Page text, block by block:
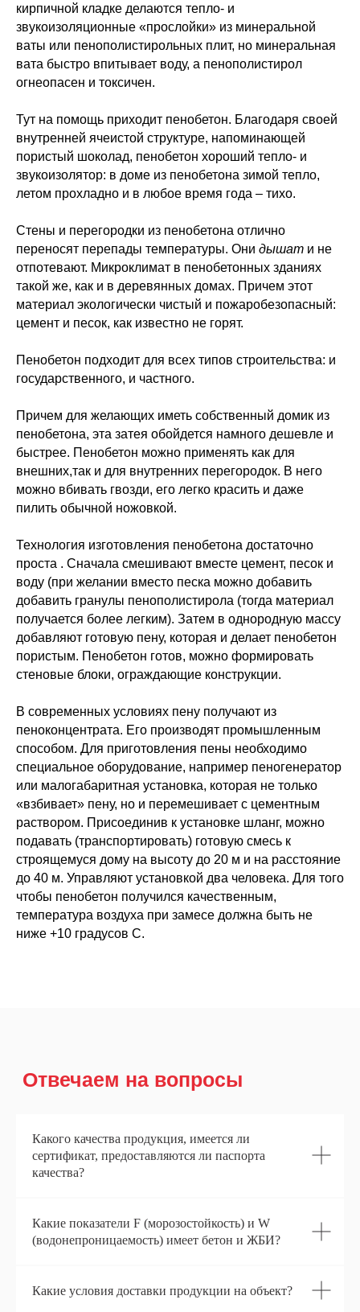
кирпичной кладке делаются тепло- и
звукоизоляционные «прослойки» из минеральной
ваты или пенополистирольных плит, но минеральная
вата быстро впитывает воду, а пенополистирол
огнеопасен и токсичен.
Тут на помощь приходит пенобетон. Благодаря своей
внутренней ячеистой структуре, напоминающей
пористый шоколад, пенобетон хороший тепло- и
звукоизолятор: в доме из пенобетона зимой тепло,
летом прохладно и в любое время года – тихо.
Стены и перегородки из пенобетона отлично
переносят перепады температуры. Они дышат и не
отпотевают. Микроклимат в пенобетонных зданиях
такой же, как и в деревянных домах. Причем этот
материал экологически чистый и пожаробезопасный:
цемент и песок, как известно не горят.
Пенобетон подходит для всех типов строительства: и
государственного, и частного.
Причем для желающих иметь собственный домик из
пенобетона, эта затея обойдется намного дешевле и
быстрее. Пенобетон можно применять как для
внешних,так и для внутренних перегородок. В него
можно вбивать гвозди, его легко красить и даже
пилить обычной ножовкой.
Технология изготовления пенобетона достаточно
проста . Сначала смешивают вместе цемент, песок и
воду (при желании вместо песка можно добавить
добавить гранулы пенополистирола (тогда материал
получается более легким). Затем в однородную массу
добавляют готовую пену, которая и делает пенобетон
пористым. Пенобетон готов, можно формировать
стеновые блоки, ограждающие конструкции.
В современных условиях пену получают из
пеноконцентрата. Его производят промышленным
способом. Для приготовления пены необходимо
специальное оборудование, например пеногенератор
или малогабаритная установка, которая не только
«взбивает» пену, но и перемешивает с цементным
раствором. Присоединив к установке шланг, можно
подавать (транспортировать) готовую смесь к
строящемуся дому на высоту до 20 м и на расстояние
до 40 м. Управляют установкой два человека. Для того
чтобы пенобетон получился качественным,
температура воздуха при замесе должна быть не
ниже +10 градусов C.
Какого качества продукция, имеется ли
сертификат, предоставляются ли паспорта
качества?
Какие показатели F (морозостойкость) и W
(водонепроницаемость) имеет бетон и ЖБИ?
Какие условия доставки продукции на объект?
Балабаново
Тургеневский тупик, 1 — Яндекс Карты
Звоните, пишите или
приезжайте, мы всегда
рады Вам!
ОГРН:
ИНН: